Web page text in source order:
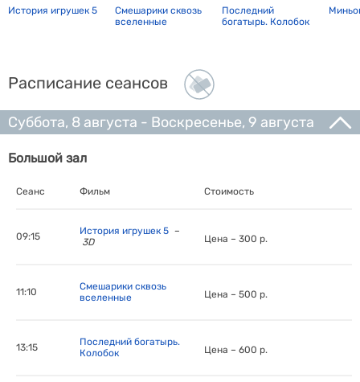
История игрушек 5
Смешарики сквозь
вселенные
Последний
богатырь. Колобок
Расписание сеансов
Суббота, 8 августа - Воскресенье, 9 августа
Большой зал
Сеанс Фильм Стоимость
09:15 История игрушек 5 –
3D
Цена – 300 р.
11:10
Смешарики сквозь
вселенные
Цена – 500 р.
13:15
Последний богатырь.
Колобок
Цена – 600 р.